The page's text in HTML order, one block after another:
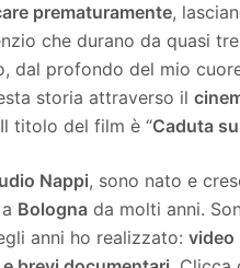
prematuramente,
che durano da quasi
dal profondo del mio
storia attraverso il
titolo del film è “Caduta
Nappi, sono nato e
Bologna da molti anni.
anni ho realizzato: video